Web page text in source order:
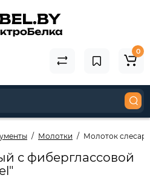
0
Молотки Молоток
с фиберглассовой